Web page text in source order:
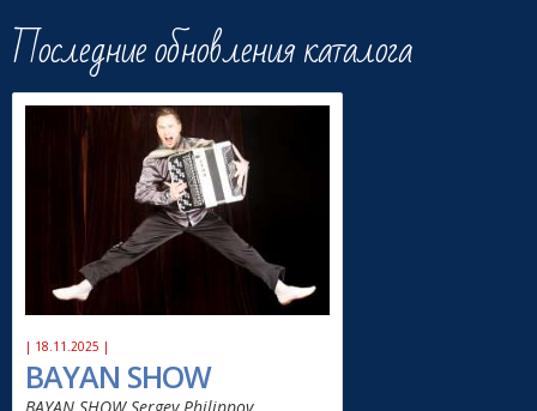
Последние обновления каталога
| 18.11.2025 |
BAYAN SHOW